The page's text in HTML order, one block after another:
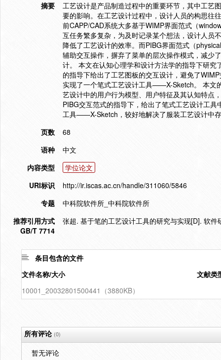
摘要
工艺设计是产品制造过程中的重要环节，其中工艺
要的影响。在工艺设计过程中，设计人员的构思往
前CAPP/CAD系统大多基于WIMP界面范式（
互任务繁多复杂，为及时记录某个想法，设计人员
降低了工艺设计的效率。而PIBG界面范式（
辅助交互操作，摒弃了菜单的层次操作模式，减少
计。 本文在认知心理学和设计方法学的指导下研
的指导下给出了工艺图板的交互设计，避免了
实现了一个笔式工艺设计工具——X-Sketch。 本文
艺设计中的用户行为模型、用户特征及其认知特点
PIBG交互范式的指导下，给出了笔式工艺设计工
工具——X-Sketch，较好地解决了服装工艺设计中
页数
68
语种
中文
内容类型
学位论文
URI标识
http://ir.iscas.ac.cn/handle/311060/5846
专题
中科院软件所_中科院软件所
推荐引用方式
GB/T 7714
张超. 基于笔的工艺设计工具的研究与实现[D]. 软
条目包含的文件
文件名称/大小
文献类
10001_20032801500441（3880KB）
所有评论(0)
暂无评论